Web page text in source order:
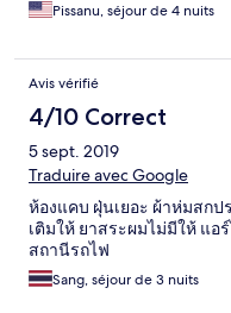
Pissanu, séjour de 4 nuits
Avis vérifié
4/10 Correct
5 sept. 2019
Traduire avec Google
ห้องแคบ ฝุ่นเยอะ ผ้าห่มสกป
เติมให้ ยาสระผมไม่มีให้ แ
สถานีรถไฟ
Sang, séjour de 3 nuits